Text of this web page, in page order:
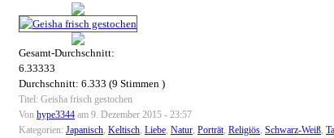
Gesamt-Durchschnitt:
6.33333
Durchschnitt: 6.333 (9 Stimmen )
Titel: Geisha frisch gestochen
Von hype3344 am 9. Dezember 2015 - 23:57
Kategorien: Japanisch, Keltisch, Liebe, Natur, Porträt, Religiös, Schwarz-Weiß,